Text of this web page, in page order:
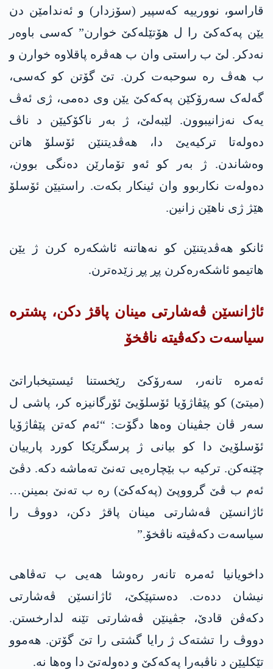
قاراسو، نوورییە کەسپیر (سۆزدار) و ئەندامێن دن
یێن په‌كه‌كێ را ل ھۆتێلەکێ خوارن” کەسی باوەر
نەدکر. لێ ب راستی وان ب ھەڤرە پاقلاوه‌ خوارن و
ب ھەڤ رە سوحبه‌ت کرن. تێ گۆتن کو کەسی،
گەلەک سەرۆکێن په‌كه‌كێ یێن وی دەمی، ژی ئەڤ
یەک نه‌زانیبوون. لێبەلێ، ژ بەر ناکۆکیێن د ناڤ
دەولەتا ترکیەیێ دا، ھەڤدیتنێن ئۆسلۆ ھاتن
وەشاندن. ژ بەر کو ئەو تۆمارێن دەنگی بوون،
دەولەت نکاربوو وان ئینکار بکەت. راستیێن ئۆسلۆ
ھێژ ژی ناهێن زانین.
ئانكو ھەڤدیتنێن کو نەھاتنە ئاشکەرە کرن ژ يێن
ھاتیمو ئاشکەرەکرن پڕ پڕ زێدەترن.
ئاژانسێن ڤەشارتی مینان پاقژ دکن، پشتره‌
سیاسەت دکەڤیتە ناڤخۆ
ئەمرە تانەر، سەرۆکێ رێخستنا ئیستیخباراتێ
(میتێ) کو پێڤاژۆیا ئۆسلۆیێ ئۆرگانیزە کر، پاشی ل
سەر ڤان جڤینان وه‌ھا دگۆت: “ئەم کەتن پێڤاژۆیا
ئۆسلۆیێ دا کو بیانی ژ پرسگرێکا کورد پارییان
چێنەکن. ترکیە ب بێچارەیی تەنێ تەماشە دکە. دڤێ
ئەم ب ڤێ گرووپێ (په‌كه‌كێ) رە ب تەنێ بمینن…
ئاژانسێن ڤەشارتی مینان پاقژ دکن، دووڤ را
سیاسەت دکەڤیتە ناڤخۆ.”
داخویانیا ئەمرە تانەر رەوشا ھەیی ب تەڤاھی
نیشان ددەت. ده‌ستپێكێ، ئاژانسێن ڤەشارتی
دکەڤن قادێ، جڤینێن ڤەشارتی تێنە لدارخستن.
دووڤ را تشتەک ژ رایا گشتی را تێ گۆتن. ھەموو
تێکلیێن د ناڤبەرا په‌كه‌كێ و دەولەتێ دا وه‌ھا نە.